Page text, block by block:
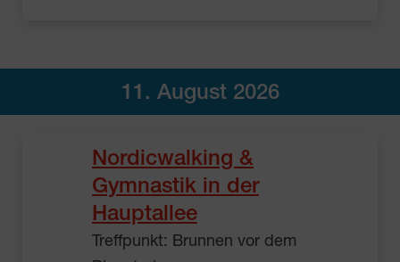
11. August 2026
Nordicwalking &
Gymnastik in der
Hauptallee
Treffpunkt: Brunnen vor dem